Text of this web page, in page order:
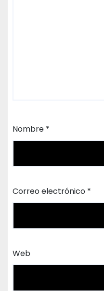
Nombre *
Correo electrónico *
Web